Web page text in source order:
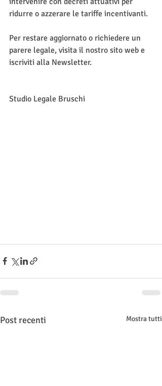
ridurre o azzerare le tariffe incentivanti.
Per restare aggiornato o richiedere un
parere legale, visita il nostro sito web e
iscriviti alla Newsletter.
Studio Legale Bruschi
Post recenti Mostra tutti